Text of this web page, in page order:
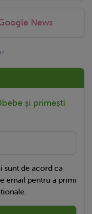
News
și primești
sunt de acord ca
email pentru a primi